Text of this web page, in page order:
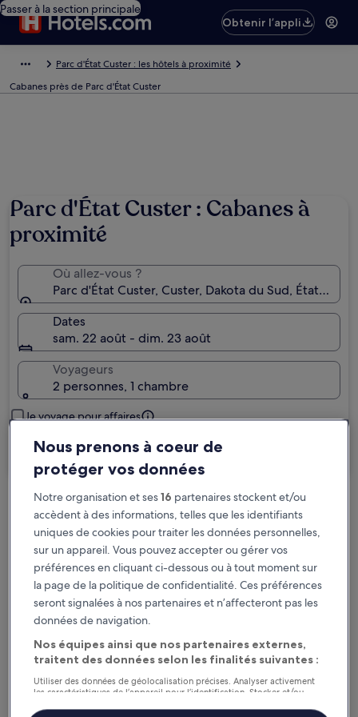
Passer à la section principale
Obtenir l’appli
Parc d'État Custer : les hôtels à proximité
Cabanes près de Parc d'État Custer
Parc d'État Custer : Cabanes à
proximité
Où allez-vous ?
Parc d'État Custer, Custer, Dakota du Sud, États-
Dates
sam. 22 août - dim. 23 août
Voyageurs
2 personnes, 1 chambre
Je voyage pour affaires
Rechercher
Options d’annulation gratuite en cas de
changement de programme
Gagnez des récompenses pour chaque
nuit séjournée
Économisez plus grâce aux Prix membres
Nous prenons à coeur de
protéger vos données
Notre organisation et ses16 partenaires stockent et/ou
accèdent à des informations, telles que les identifiants
uniques de cookies pour traiter les données personnelles,
sur un appareil. Vous pouvez accepter ou gérer vos
préférences en cliquant ci-dessous ou à tout moment sur
la page de la politique de confidentialité. Ces préférences
seront signalées à nos partenaires et n’affecteront pas les
données de navigation.
Nos équipes ainsi que nos partenaires externes,
traitent des données selon les finalités suivantes :
Utiliser des données de géolocalisation précises. Analyser activement
les caractéristiques de l’appareil pour l’identification. Stocker et/ou